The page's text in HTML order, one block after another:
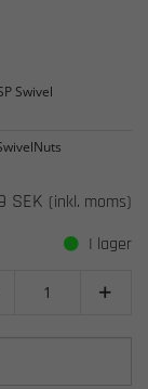
Swivel
SEK (inkl. moms)
I lager
